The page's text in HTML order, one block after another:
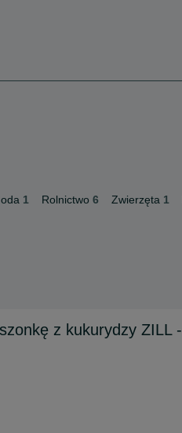
1 Rolnictwo 6 Zwierzęta 1
z kukurydzy ZILL -